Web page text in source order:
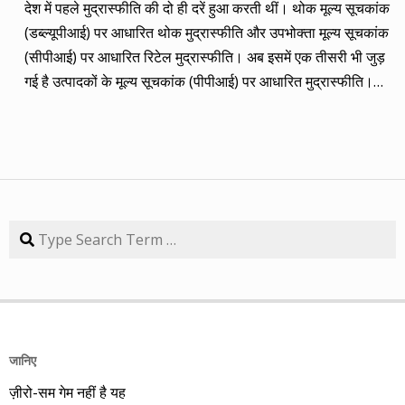
(तीन से पांच साल का) लक्ष्य साल भर में ही पूरा कर लिया है, जबकि एक
कंपनी 84.57 प्रतिशत रिटर्न के साथ लक्ष्य से ज़रा-सा पीछे है। तारीख
कंपनी तब का भाव समय लक्ष्य 30/09/14 का भाव रिटर्न (%) 01/09/13
डॉ. रेड्डीज़ लैब 2292.90 3 साल 2815 3229.60 40.85 08/09/13
संतुलन बनाकर चलते हैं। यह भी बताते हैं कि कहां पर एंट्री करें और आपके
हासिल कर चुका है और यही नहीं, 24 सितंबर 2014 को 3356.60 रुपए
पर 52 हफ्ते का शिखर पकड़ चुका है। एचडीएफसी बैंक भी लक्ष्य हासिल
देश में पहले मुद्रास्फीति की दो ही दरें हुआ करती थीं। थोक मूल्य सूचकांक
(डब्ल्यूपीआई) पर आधारित थोक मुद्रास्फीति और उपभोक्ता मूल्य सूचकांक
(सीपीआई) पर आधारित रिटेल मुद्रास्फीति। अब इसमें एक तीसरी भी जुड़
गई है उत्पादकों के मूल्य सूचकांक (पीपीआई) पर आधारित मुद्रास्फीति।
मुद्रास्फीति जितनी बढ़ती है, उससे ज्यादा कमाई बढ़ जाए तो किसी को
मुद्रास्फीति का 4% बढ़ना भी घर-गृहस्थी की कमर तोड़ देता है। सरकार
कहती है कि उसने तो पिछले बारह सालों में मुद्रास्फीति को काबू में कर रखा
(एफआईटी) फ्रेमवर्क के तहत रिटेल मुद्रास्फीति के लिए 4% को बीच में
तक टूटी नहीं है। यह फ्रेमवर्क हर पांच साल पर बढ़ाया जाता है। अभी इसे
17 महीनों के शिखर 4.38% पर पहुंच गई। फिर भी रिजर्व बैंक की निर्धारित
जानिए
ज़ीरो-सम गेम नहीं है यह